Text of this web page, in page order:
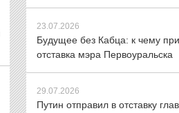
23.07.2026
Будущее без Кабца: к чему
отставка мэра Первоуральска
29.07.2026
Путин отправил в отставку